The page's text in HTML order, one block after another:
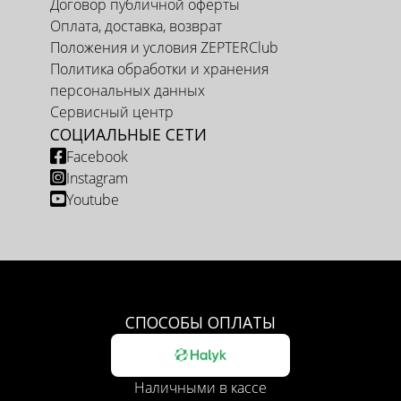
Договор публичной оферты
Оплата, доставка, возврат
Положения и условия ZEPTERClub
Политика обработки и хранения
персональных данных
Сервисный центр
СОЦИАЛЬНЫЕ СЕТИ
Facebook
Instagram
Youtube
СПОСОБЫ ОПЛАТЫ
Наличными в кассе